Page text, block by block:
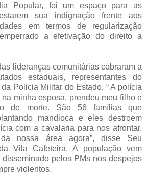
Popular, foi um espaço para as
sua indignação frente aos
em termos de regularização
a efetivação do direito a
lideranças comunitárias cobraram a
estaduais, representantes do
Policia Militar do Estado. “ A polícia
minha esposa, prendeu meu filho e
de morte. São 56 famílias que
mandioca e eles destroem
com a cavalaria para nos afrontar.
da nossa área agora”, disse Seu
Vila Cafeteira. A população vem
pelos PMs nos despejos
violentos.